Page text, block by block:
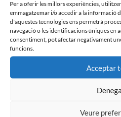
Per a oferir les millors experiències,
emmagatzemar i/o accedir a la informació
d'aquestes tecnologies ens permetrà
navegació o les identificacions úniques en
consentiment, pot afectar negativament
funcions.
Acceptar
Veure